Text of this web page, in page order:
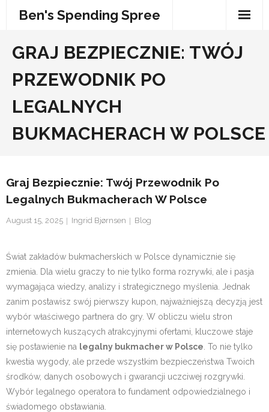
Ben's Spending Spree
GRAJ BEZPIECZNIE: TWÓJ
PRZEWODNIK PO
LEGALNYCH
BUKMACHERACH W POLSCE
Graj Bezpiecznie: Twój Przewodnik Po
Legalnych Bukmacherach W Polsce
August 15, 2025 Ingrid Bjørnsen Blog
Świat zakładów bukmacherskich w Polsce dynamicznie się
zmienia. Dla wielu graczy to nie tylko forma rozrywki, ale i pasja
wymagająca wiedzy, analizy i strategicznego myślenia. Jednak
zanim postawisz swój pierwszy kupon, najważniejszą decyzją jest
wybór właściwego partnera do gry. W obliczu wielu stron
internetowych kuszących atrakcyjnymi ofertami, kluczowe staje
się postawienie na legalny bukmacher w Polsce . To nie tylko
kwestia wygody, ale przede wszystkim bezpieczeństwa Twoich
środków, danych osobowych i gwarancji uczciwej rozgrywki.
Wybór legalnego operatora to fundament odpowiedzialnego i
świadomego obstawiania.